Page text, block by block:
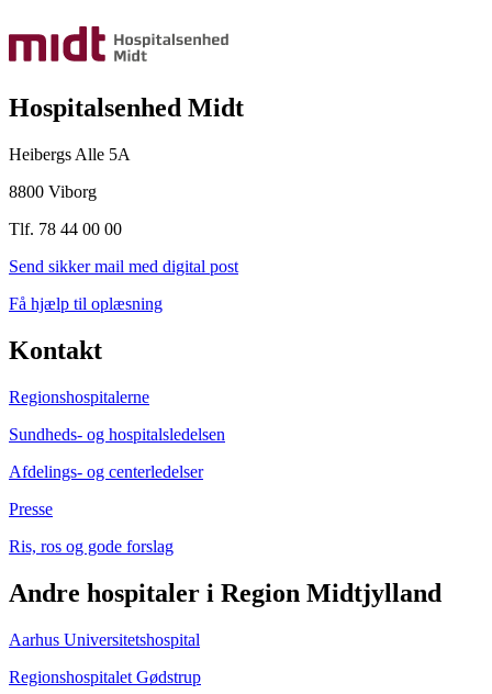
Hospitalsenhed Midt
Heibergs Alle 5A
8800 Viborg
Tlf. 78 44 00 00
Send sikker mail med digital post
Få hjælp til oplæsning
Kontakt
Regionshospitalerne
Sundheds- og hospitalsledelsen
Afdelings- og centerledelser
Presse
Ris, ros og gode forslag
Andre hospitaler i Region Midtjylland
Aarhus Universitetshospital
Regionshospitalet Gødstrup